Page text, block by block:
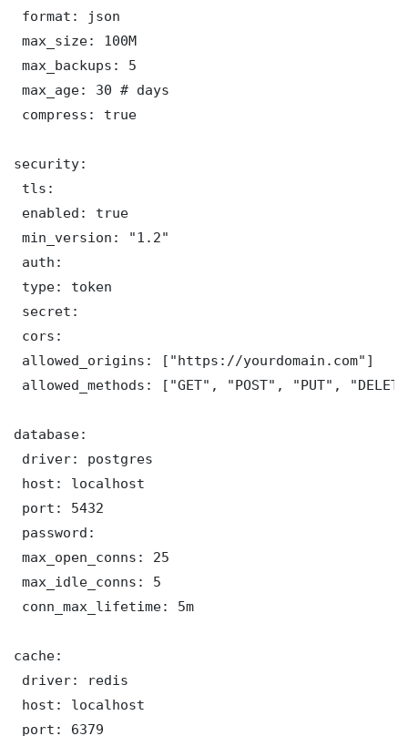
format: json
max_size: 100M
max_backups: 5
max_age: 30 # days
compress: true
security:
tls:
enabled: true
min_version: "1.2"
auth:
type: token
secret:
cors:
allowed_origins: ["https://yourdomain.com"]
allowed_methods: ["GET", "POST", "PUT",
database:
driver: postgres
host: localhost
port: 5432
password:
max_open_conns: 25
max_idle_conns: 5
conn_max_lifetime: 5m
cache:
driver: redis
host: localhost
port: 6379